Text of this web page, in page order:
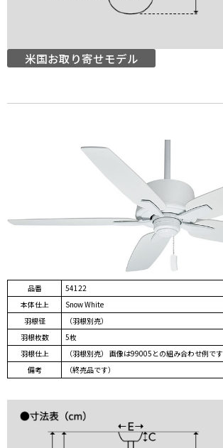
米国お取り寄せモデル
品番
54122
本体仕上
Snow White
羽根径
（羽根別売）
羽根枚数
5枚
羽根仕上
（羽根別売） 画像は99005との組み合わせ例です
備考
（終売品です）